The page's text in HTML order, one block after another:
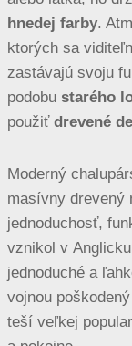
hnedej farby.
ktorých sa
zastávajú svoju
podobu starého
použiť drevené
Moderný
masívny drevený
jednoduchosť,
vznikol v
jednoduché a
vojnou
teší veľkej